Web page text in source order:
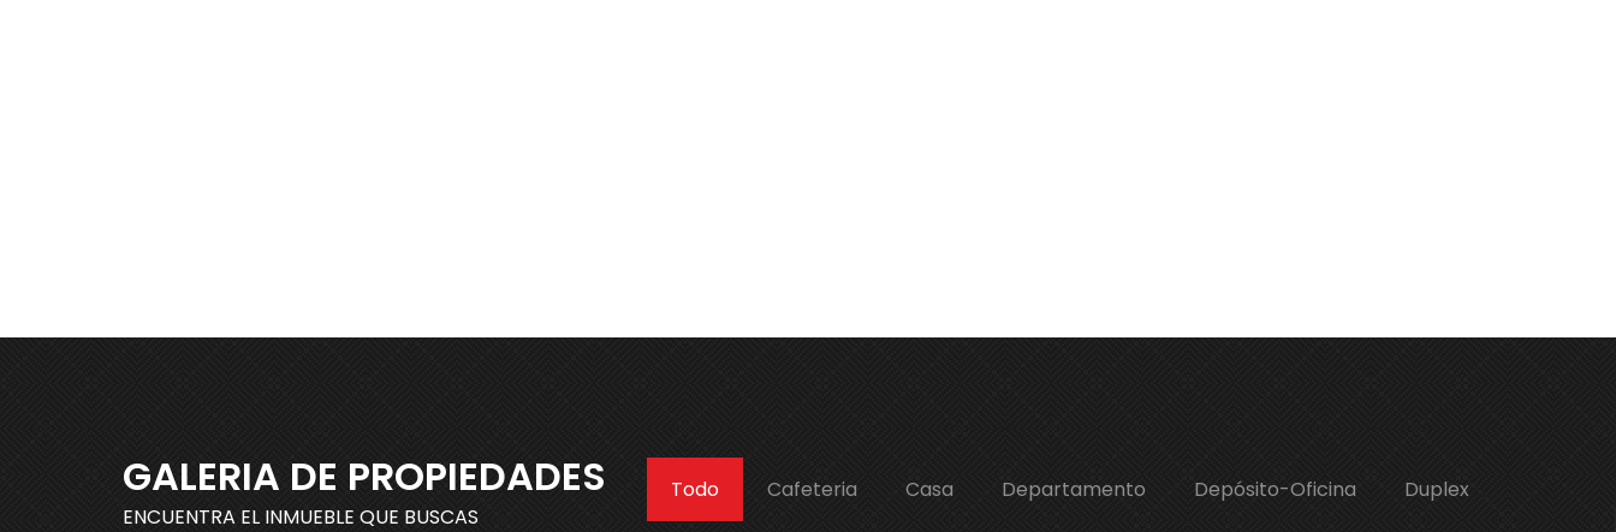
GALERIA DE PROPIEDADES
ENCUENTRA EL INMUEBLE QUE BUSCAS
Todo Cafeteria Casa Departamento Depósito-Oficina Duplex